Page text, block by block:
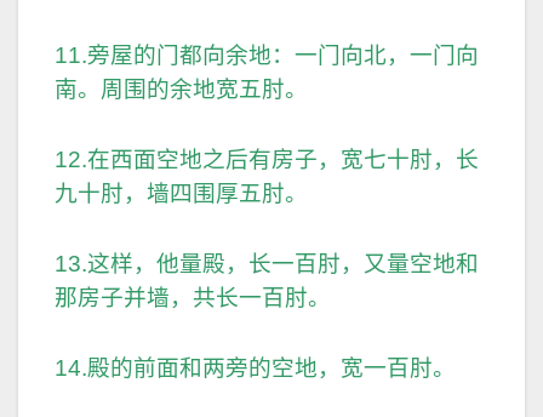
11.旁屋的门都向余地：一门向北，一门向
南。周围的余地宽五肘。
12.在西面空地之后有房子，宽七十肘，长
九十肘，墙四围厚五肘。
13.这样，他量殿，长一百肘，又量空地和
那房子并墙，共长一百肘。
14.殿的前面和两旁的空地，宽一百肘。